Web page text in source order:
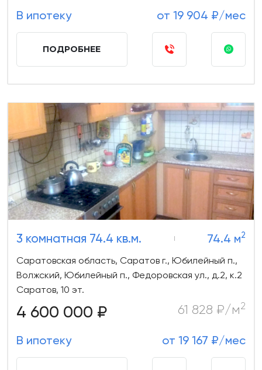
В ипотеку от 19 904 ₽/мес
ПОДРОБНЕЕ
3 комнатная 74.4 кв.м. 74.4 м2
Саратовская область, Саратов г., Юбилейный п.,
Волжский, Юбилейный п., Федоровская ул., д.2, к.2
Саратов, 10 эт.
4 600 000 ₽ 61 828 ₽/м2
В ипотеку от 19 167 ₽/мес